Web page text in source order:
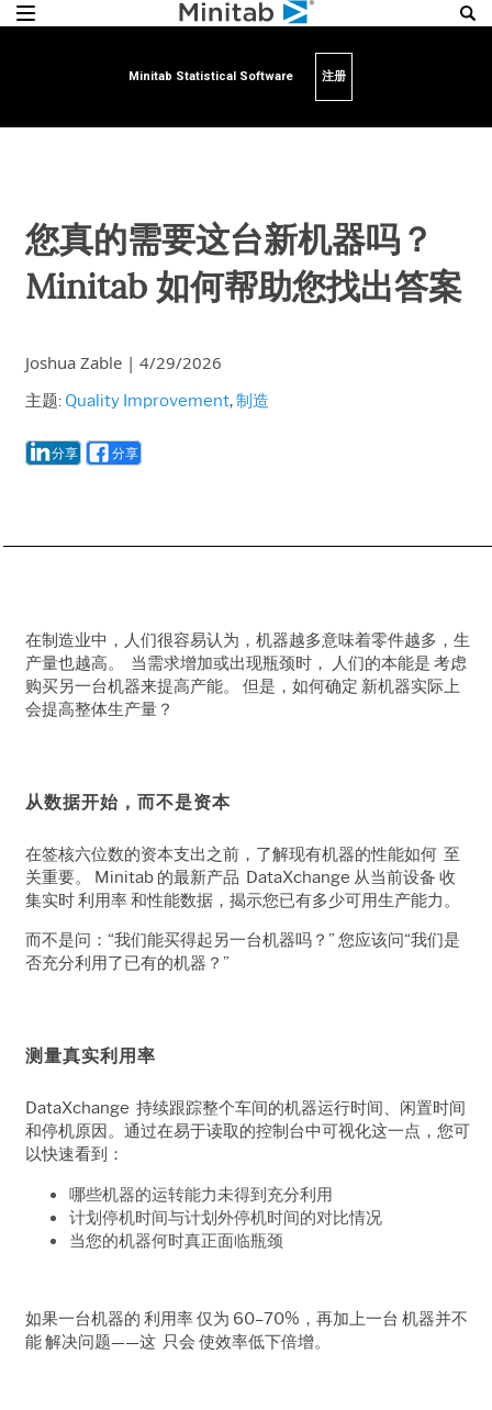
Minitab Statistical Software 注册
您真的需要这台新机器吗？
Minitab 如何帮助您找出答案
Joshua Zable | 4/29/2026
主题: Quality Improvement,制造
分享 分享
在制造业中，人们很容易认为，机器越多意味着零件越多，生
产量也越高。 当需求增加或出现瓶颈时， 人们的本能是 考虑
购买另一台机器来提高产能。 但是，如何确定 新机器实际上
会提高整体生产量？
从数据开始，而不是资本
在签核六位数的资本支出之前，了解现有机器的性能如何 至
关重要。 Minitab 的最新产品 DataXchange 从当前设备 收
集实时 利用率 和性能数据，揭示您已有多少可用生产能力。
而不是问：“我们能买得起另一台机器吗？” 您应该问“我们是
否充分利用了已有的机器？”
测量真实利用率
DataXchange 持续跟踪整个车间的机器运行时间、闲置时间
和停机原因。通过在易于读取的控制台中可视化这一点，您可
以快速看到：
哪些机器的运转能力未得到充分利用
计划停机时间与计划外停机时间的对比情况
当您的机器何时真正面临瓶颈
如果一台机器的 利用率 仅为 60–70%，再加上一台 机器并不
能 解决问题——这 只会 使效率低下倍增。